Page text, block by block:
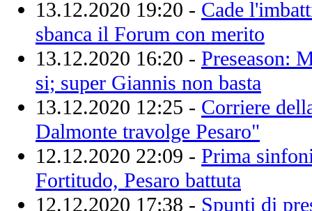
13.12.2020 19:20 - Cade
sbanca il Forum con merito
13.12.2020 16:20 - Preseason:
si; super Giannis non basta
13.12.2020 12:25 - Corriere
Dalmonte travolge Pesaro"
12.12.2020 22:09 - Prima
Fortitudo, Pesaro battuta
12.12.2020 17:38 - Spunti di